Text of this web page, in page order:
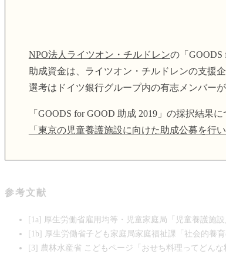
NPO法人ライツオン・チルドレンの「GOODS
助成資金は、ライツオン・チルドレンの支援
選考はドイツ銀行グループ内の有志メンバーが
「GOODS for GOOD 助成 2019」の採択結果
「東京の児童養護施設に向けた助成公募を行
参考文献
[1a] 厚生労働省雇用均等・児童家庭局「児童養護施
[1b] 厚生労働省子ども家庭局家庭福祉課「社会的養
[3] 農林水産省 こどもページ「おせち料理ってどんな